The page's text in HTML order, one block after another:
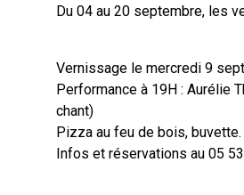
Du 04 au 20 septembre, les
Vernissage le mercredi 9
Performance à 19H : Aurélie
chant)
Pizza au feu de bois,
Infos et réservations au 05